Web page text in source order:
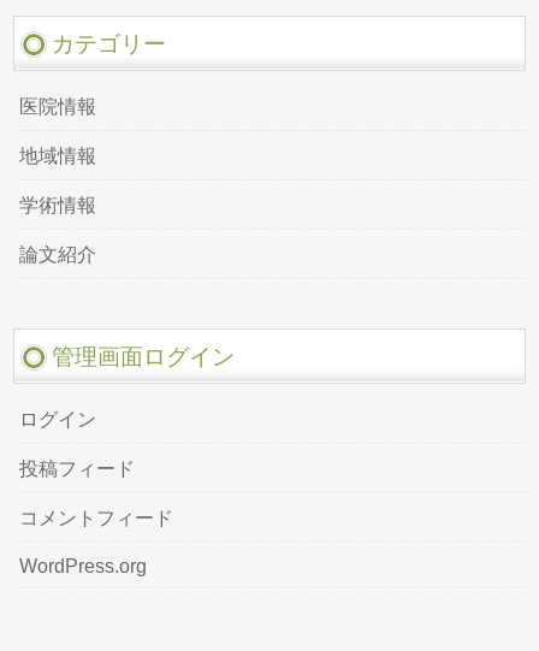
カテゴリー
医院情報
地域情報
学術情報
論文紹介
管理画面ログイン
ログイン
投稿フィード
コメントフィード
WordPress.org